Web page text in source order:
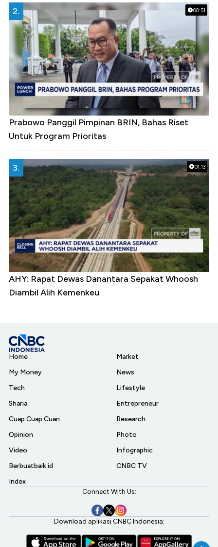
00:51
2.
Prabowo Panggil Pimpinan BRIN, Bahas Riset
Untuk Program Prioritas
01:13
3.
AHY: Rapat Dewas Danantara Sepakat Whoosh
Diambil Alih Kemenkeu
Home
My Money
Tech
Sharia
Cuap Cuap Cuan
Opinion
Video
Berbuatbaik.id
Index
Market
News
Lifestyle
Entrepreneur
Research
Photo
Infographic
CNBC TV
Connect With Us:
Download aplikasi CNBC Indonesia: